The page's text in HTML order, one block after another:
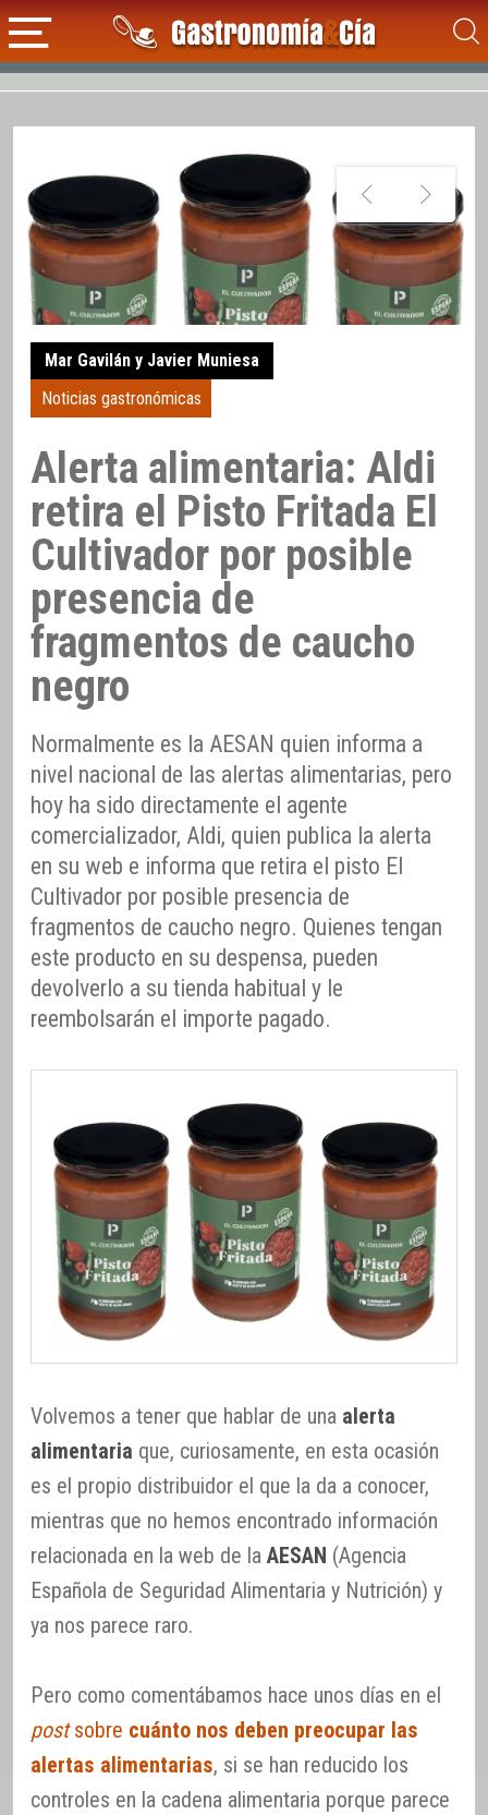
Mar Gavilán y Javier Muniesa
Noticias gastronómicas
Alerta alimentaria: Aldi
retira el Pisto Fritada El
Cultivador por posible
presencia de
fragmentos de caucho
negro
Normalmente es la AESAN quien informa a
nivel nacional de las alertas alimentarias, pero
hoy ha sido directamente el agente
comercializador, Aldi, quien publica la alerta
en su web e informa que retira el pisto El
Cultivador por posible presencia de
fragmentos de caucho negro. Quienes tengan
este producto en su despensa, pueden
devolverlo a su tienda habitual y le
reembolsarán el importe pagado.
Volvemos a tener que hablar de una alerta
alimentaria que, curiosamente, en esta ocasión
es el propio distribuidor el que la da a conocer,
mientras que no hemos encontrado información
relacionada en la web de la AESAN (Agencia
Española de Seguridad Alimentaria y Nutrición) y
ya nos parece raro.
Pero como comentábamos hace unos días en el
postsobre cuánto nos deben preocupar las
alertas alimentarias, si se han reducido los
controles en la cadena alimentaria porque parece